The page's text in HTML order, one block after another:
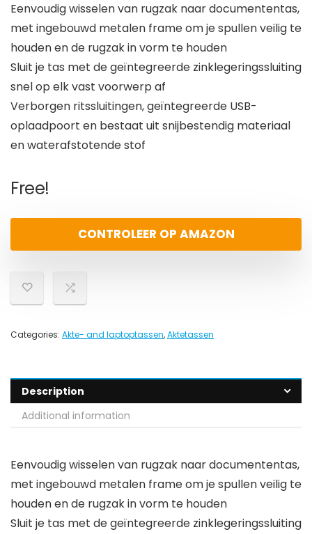
Eenvoudig wisselen van rugzak naar documententas,
met ingebouwd metalen frame om je spullen veilig te
houden en de rugzak in vorm te houden
Sluit je tas met de geïntegreerde zinklegeringssluiting
snel op elk vast voorwerp af
Verborgen ritssluitingen, geïntegreerde USB-
oplaadpoort en bestaat uit snijbestendig materiaal
en waterafstotende stof
Free!
CONTROLEER OP AMAZON
Categories: Akte- and laptoptassen,Aktetassen
Description
Additional information
Eenvoudig wisselen van rugzak naar documententas,
met ingebouwd metalen frame om je spullen veilig te
houden en de rugzak in vorm te houden
Sluit je tas met de geïntegreerde zinklegeringssluiting